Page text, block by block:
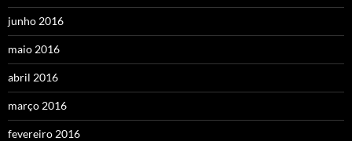
junho 2016
maio 2016
abril 2016
março 2016
fevereiro 2016